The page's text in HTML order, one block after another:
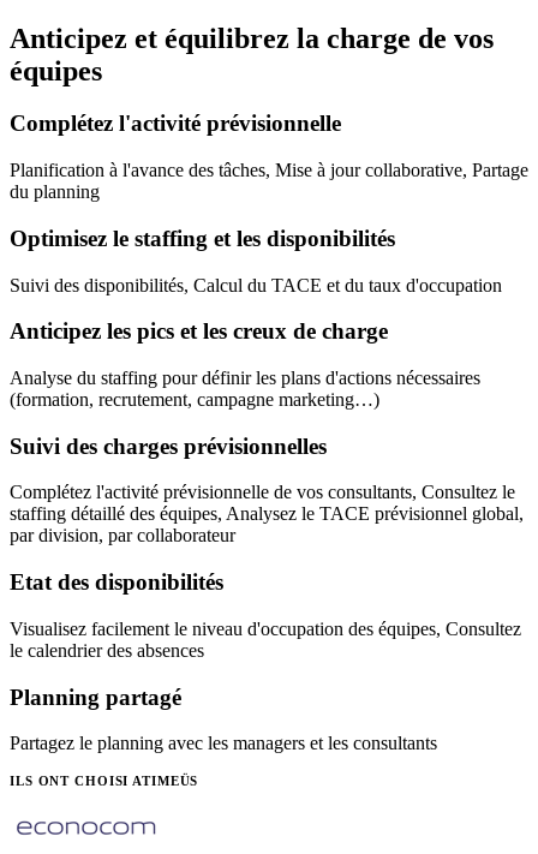
Anticipez et équilibrez la charge de vos
équipes
Complétez l'activité prévisionnelle
Planification à l'avance des tâches, Mise à jour collaborative, Partage
du planning
Optimisez le staffing et les disponibilités
Suivi des disponibilités, Calcul du TACE et du taux d'occupation
Anticipez les pics et les creux de charge
Analyse du staffing pour définir les plans d'actions nécessaires
(formation, recrutement, campagne marketing…)
Suivi des charges prévisionnelles
Complétez l'activité prévisionnelle de vos consultants, Consultez le
staffing détaillé des équipes, Analysez le TACE prévisionnel global,
par division, par collaborateur
Etat des disponibilités
Visualisez facilement le niveau d'occupation des équipes, Consultez
le calendrier des absences
Planning partagé
Partagez le planning avec les managers et les consultants
ILS ONT CHOISI ATIMEÜS